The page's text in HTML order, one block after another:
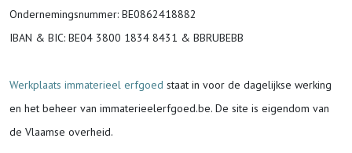
Ondernemingsnummer: BE0862418882
IBAN & BIC: BE04 3800 1834 8431 & BBRUBEBB
Werkplaats immaterieel erfgoed staat in voor de dagelijkse werking
en het beheer van immaterieelerfgoed.be. De site is eigendom van
de Vlaamse overheid.